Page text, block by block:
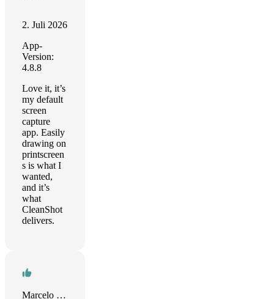
2. Juli 2026
App-
Version:
4.8.8
Love it, it’s
my default
screen
capture
app. Easily
drawing on
printscreen
s is what I
wanted,
and it’s
what
CleanShot
delivers.
Marcelo Zunhiga